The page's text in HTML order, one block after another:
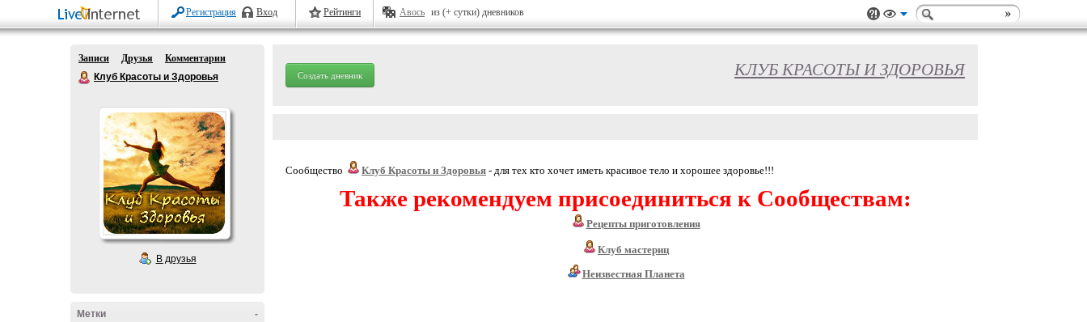
Регистрация Вход Рейтинги Авось из (+ сутки) дневников
Записи Друзья
Комментарии
Клуб Красоты и Здоровья
В друзья
-
Метки
Создать дневник КЛУБ КРАСОТЫ И ЗДОРОВЬЯ
Сообщество Клуб Красоты и Здоровья - для тех кто хочет иметь красивое тело и хорошее здоровье!!!
Также рекомендуем присоединиться к Сообществам:
Рецепты приготовления
Клуб мастериц
Неизвестная Планета